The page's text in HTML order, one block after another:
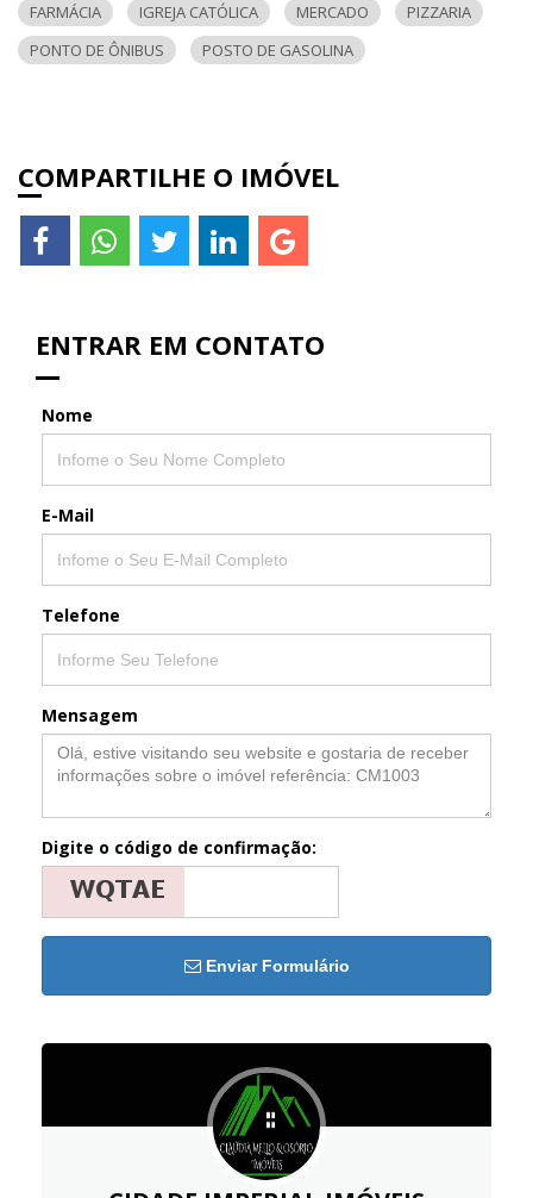
FARMÁCIA IGREJA CATÓLICA MERCADO
PIZZARIA
PONTO DE ÔNIBUS
POSTO DE GASOLINA
COMPARTILHE O IMÓVEL
ENTRAR EM CONTATO
Nome
E-Mail
Telefone
Mensagem
Digite o código de confirmação:
Enviar Formulário